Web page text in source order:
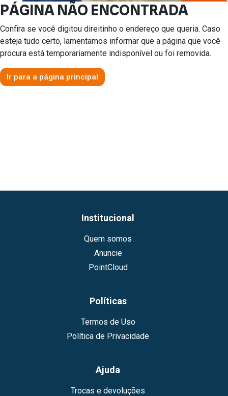
PÁGINA NÃO ENCONTRADA
Confira se você digitou direitinho o endereço que queria. Caso
esteja tudo certo, lamentamos informar que a página que você
procura está temporariamente indisponível ou foi removida.
Ir para a página principal
Institucional
Quem somos
Anuncie
PointCloud
Políticas
Termos de Uso
Política de Privacidade
Ajuda
Trocas e devoluções